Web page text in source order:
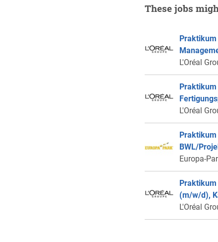
These jobs
Praktikum
L'Oréal
Praktikum
L'Oréal
Praktikum
BWL/
Europa-
Praktikum
(m/w/d),
L'Oréal